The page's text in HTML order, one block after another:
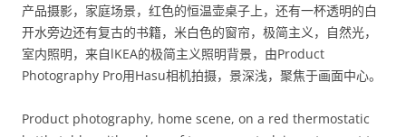
产品摄影，家庭场景，红色的恒温壶桌子上，还有一杯透明的白
开水旁边还有复古的书籍，米白色的窗帘，极简主义，自然光，
室内照明，来自lKEA的极简主义照明背景，由Product
Photography Pro用Hasu相机拍摄，景深浅，聚焦于画面中心。
Product photography, home scene, on a red thermostatic